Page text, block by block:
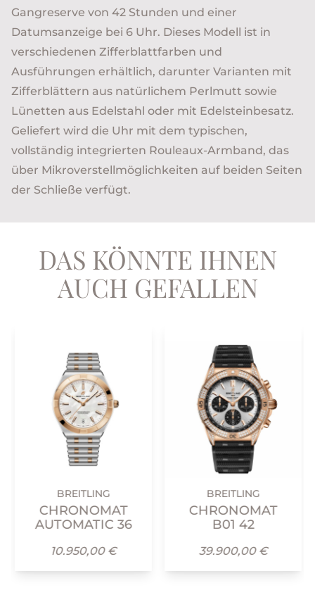
Gangreserve von 42 Stunden und einer
Datumsanzeige bei 6 Uhr. Dieses Modell ist in
verschiedenen Zifferblattfarben und
Ausführungen erhältlich, darunter Varianten mit
Zifferblättern aus natürlichem Perlmutt sowie
Lünetten aus Edelstahl oder mit Edelsteinbesatz.
Geliefert wird die Uhr mit dem typischen,
vollständig integrierten Rouleaux-Armband, das
über Mikroverstellmöglichkeiten auf beiden Seiten
der Schließe verfügt.
DAS KÖNNTE IHNEN
AUCH GEFALLEN
BREITLING
CHRONOMAT
AUTOMATIC 36
10.950,00 €
BREITLING
CHRONOMAT
B01 42
39.900,00 €